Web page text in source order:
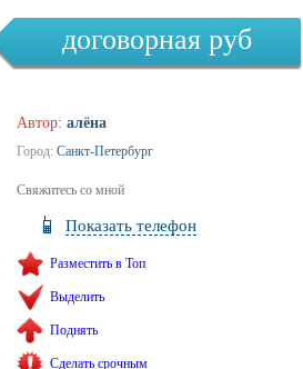
договорнаяруб
Автор: алёна
Город: Санкт-Петербург
Свяжитесь со мной
Показать телефон
Разместить в Топ
Выделить
Поднять
Сделать срочным